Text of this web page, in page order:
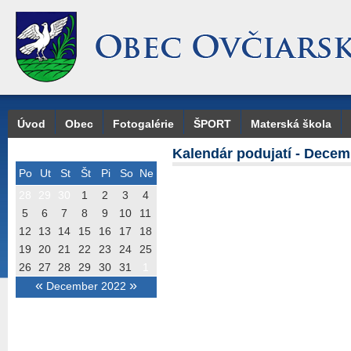
Úvod Obec Fotogalérie ŠPORT Materská škola
Po Ut St Št Pi So Ne
« December 2022 »
1 2 3
4
5
6 7 8 9 10
11
12
13 14 15 16 17
18
19
20 21 22 23 24
25
26
27 28 29 30 31
Kalendár podujatí -